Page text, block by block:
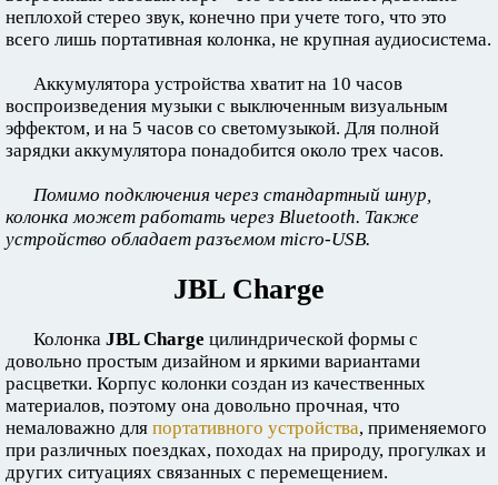
неплохой стерео звук, конечно при учете того, что это
всего лишь портативная колонка, не крупная аудиосистема.
Аккумулятора устройства хватит на 10 часов
воспроизведения музыки с выключенным визуальным
эффектом, и на 5 часов со светомузыкой. Для полной
зарядки аккумулятора понадобится около трех часов.
Помимо подключения через стандартный шнур,
колонка может работать через Bluetooth. Также
устройство обладает разъемом micro-USB.
JBL Charge
Колонка JBL Charge цилиндрической формы с
довольно простым дизайном и яркими вариантами
расцветки. Корпус колонки создан из качественных
материалов, поэтому она довольно прочная, что
немаловажно для портативного устройства, применяемого
при различных поездках, походах на природу, прогулках и
других ситуациях связанных с перемещением.